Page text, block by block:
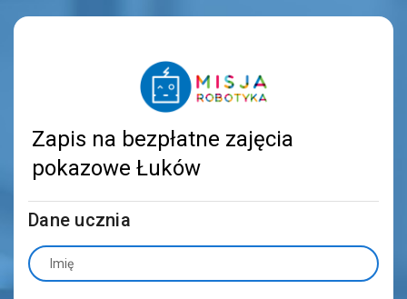
Zapis na bezpłatne zajęcia
pokazowe Łuków
Dane ucznia
Imię